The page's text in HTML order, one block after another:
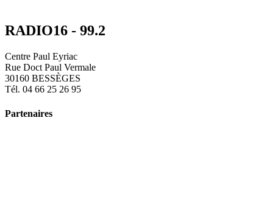
RADIO16 - 99.2
Centre Paul Eyriac
Rue Doct Paul Vermale
30160 BESSÈGES
Tél. 04 66 25 26 95
Partenaires